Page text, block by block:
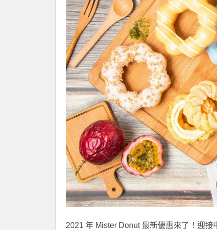
2021 年 Mister Donut 最新優惠來了！迎接